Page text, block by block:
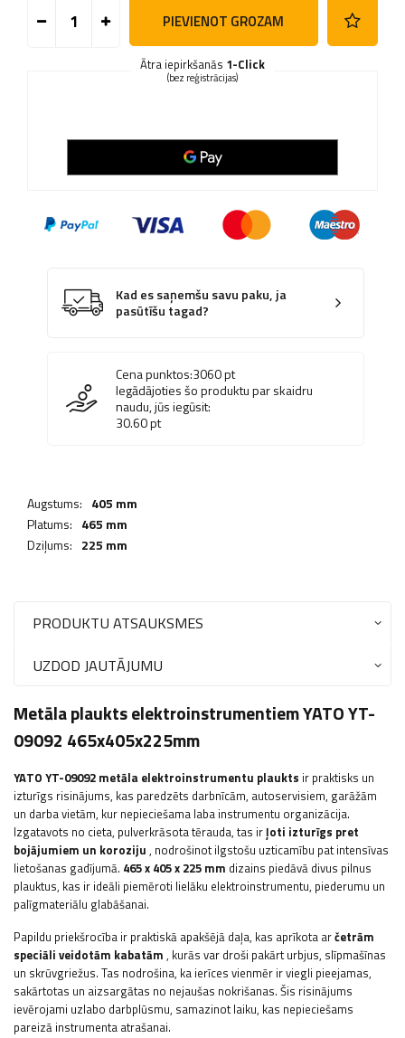
PIEVIENOT GROZAM
Ātra iepirkšanās 1-Click
(bez reģistrācijas)
Kad es saņemšu savu paku, ja
pasūtīšu tagad?
Cena punktos:3060pt
Iegādājoties šo produktu par skaidru
naudu, jūs iegūsit:
30.60pt
Augstums: 405 mm
Platums: 465 mm
Dziļums: 225 mm
PRODUKTU ATSAUKSMES
UZDOD JAUTĀJUMU
Metāla plaukts elektroinstrumentiem YATO YT-
09092 465x405x225mm
YATO YT-09092 metāla elektroinstrumentu plaukts ir praktisks un
izturīgs risinājums, kas paredzēts darbnīcām, autoservisiem, garāžām
un darba vietām, kur nepieciešama laba instrumentu organizācija.
Izgatavots no cieta, pulverkrāsota tērauda, ​​tas irļoti izturīgs pret
bojājumiem un koroziju , nodrošinot ilgstošu uzticamību pat intensīvas
lietošanas gadījumā. 465 x 405 x 225 mm dizains piedāvā divus pilnus
plauktus, kas ir ideāli piemēroti lielāku elektroinstrumentu, piederumu un
palīgmateriālu glabāšanai.
Papildu priekšrocība ir praktiskā apakšējā daļa, kas aprīkota arčetrām
speciāli veidotām kabatām , kurās var droši pakārt urbjus, slīpmašīnas
un skrūvgriežus. Tas nodrošina, ka ierīces vienmēr ir viegli pieejamas,
sakārtotas un aizsargātas no nejaušas nokrišanas. Šis risinājums
ievērojami uzlabo darbplūsmu, samazinot laiku, kas nepieciešams
pareizā instrumenta atrašanai.